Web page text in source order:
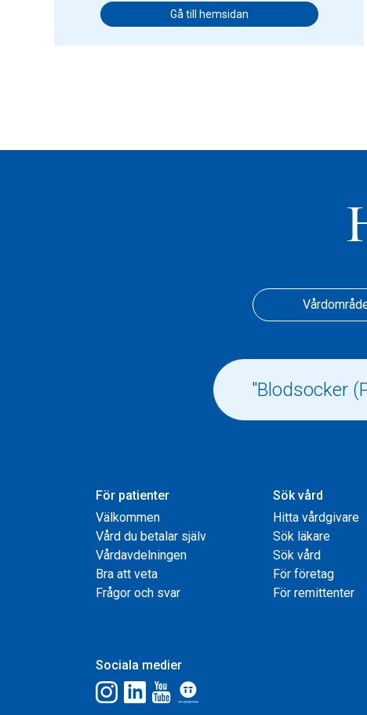
Gå till hemsidan
För patienter
Välkommen
Vård du betalar själv
Vårdavdelningen
Bra att veta
Frågor och svar
Sök vård
Hitta vårdgivare
Sök läkare
Sök vård
För företag
För remittenter
Sociala medier